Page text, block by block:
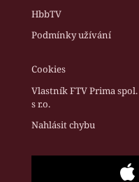
HbbTV
Podmínky užívání
Cookies
Vlastník FTV Prima spol.
s r.o.
Nahlásit chybu